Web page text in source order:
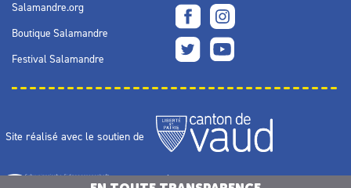
Salamandre.org
Boutique Salamandre
Festival Salamandre
Site réalisé avec le soutien de